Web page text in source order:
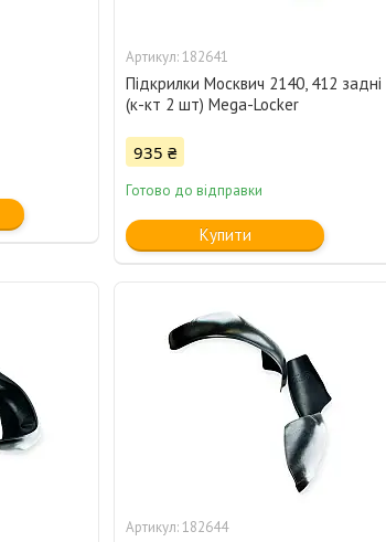
182641
Підкрилки Москвич 2140, 412 задні
(к-кт 2 шт) Mega-Locker
935 ₴
Готово до відправки
Купити
182644